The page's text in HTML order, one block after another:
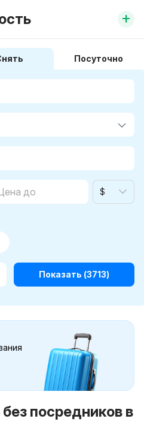
+
Посуточно
$
Показать (3713)
посредников в